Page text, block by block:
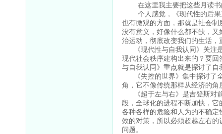
在这里我主要把这些月读书
个人感觉，《现代性的后果
也有微观的方面，那就是社会
没有意义，好像什么都不缺，
治运动，彻底改变我们的生活，
《现代性与自我认同》关注是
现代社会秩序建构出来的？要回
与自我认同》重点就是探讨了
《失控的世界》集中探讨了
角，它不像传统那样从经济的
《超于左与右》是吉登斯对
段，全球化的进程不断加快，
各种各样的危险和人为的不确
效的对策，所以必须超越左右
问题。